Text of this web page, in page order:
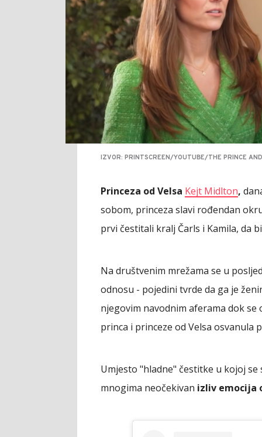
IZVOR: PRINTSCREEN/YOUTUBE/THE PRINCE AND
Princeza od Velsa Kejt Midlton,
sobom, princeza slavi rođendan
prvi čestitali kralj Čarls i Kamila, da
Na društvenim mrežama se u
odnosu - pojedini tvrde da ga je
njegovim navodnim aferama dok se
princa i princeze od Velsa osvanula
Umjesto "hladne" čestitke u kojoj
mnogima neočekivan izliv emocija